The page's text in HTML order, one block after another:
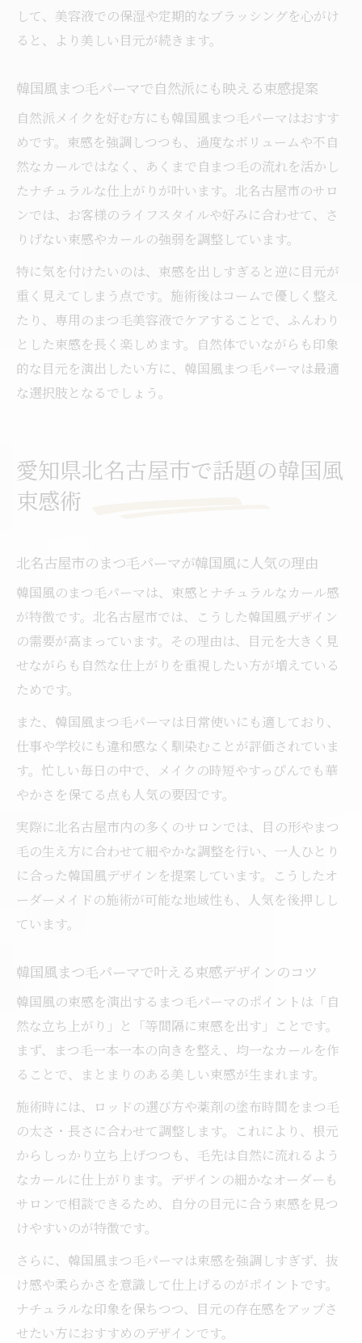
まつ毛パーマ体験者が語る韓国風デザイン
の選び方
選択術
して、美容液での保湿や定期的なブラッシングを心がけ
ると、より美しい目元が続きます。
韓国風まつ毛パーマで自然派にも映える束感提案
自然派メイクを好む方にも韓国風まつ毛パーマはおすす
めです。束感を強調しつつも、過度なボリュームや不自
然なカールではなく、あくまで自まつ毛の流れを活かし
たナチュラルな仕上がりが叶います。北名古屋市のサロ
ンでは、お客様のライフスタイルや好みに合わせて、さ
りげない束感やカールの強弱を調整しています。
特に気を付けたいのは、束感を出しすぎると逆に目元が
重く見えてしまう点です。施術後はコームで優しく整え
たり、専用のまつ毛美容液でケアすることで、ふんわり
とした束感を長く楽しめます。自然体でいながらも印象
的な目元を演出したい方に、韓国風まつ毛パーマは最適
な選択肢となるでしょう。
愛知県北名古屋市で話題の韓国風
束感術
北名古屋市のまつ毛パーマが韓国風に人気の理由
韓国風のまつ毛パーマは、束感とナチュラルなカール感
が特徴です。北名古屋市では、こうした韓国風デザイン
の需要が高まっています。その理由は、目元を大きく見
せながらも自然な仕上がりを重視したい方が増えている
ためです。
また、韓国風まつ毛パーマは日常使いにも適しており、
仕事や学校にも違和感なく馴染むことが評価されていま
す。忙しい毎日の中で、メイクの時短やすっぴんでも華
やかさを保てる点も人気の要因です。
実際に北名古屋市内の多くのサロンでは、目の形やまつ
毛の生え方に合わせて細やかな調整を行い、一人ひとり
に合った韓国風デザインを提案しています。こうしたオ
ーダーメイドの施術が可能な地域性も、人気を後押しし
ています。
韓国風まつ毛パーマで叶える束感デザインのコツ
韓国風の束感を演出するまつ毛パーマのポイントは「自
然な立ち上がり」と「等間隔に束感を出す」ことです。
まず、まつ毛一本一本の向きを整え、均一なカールを作
ることで、まとまりのある美しい束感が生まれます。
施術時には、ロッドの選び方や薬剤の塗布時間をまつ毛
の太さ・長さに合わせて調整します。これにより、根元
からしっかり立ち上げつつも、毛先は自然に流れるよう
なカールに仕上がります。デザインの細かなオーダーも
サロンで相談できるため、自分の目元に合う束感を見つ
けやすいのが特徴です。
さらに、韓国風まつ毛パーマは束感を強調しすぎず、抜
け感や柔らかさを意識して仕上げるのがポイントです。
ナチュラルな印象を保ちつつ、目元の存在感をアップさ
せたい方におすすめのデザインです。